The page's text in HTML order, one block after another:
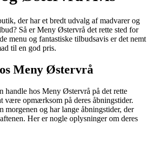
der har et bredt udvalg af madvarer og
Så er Meny Østervrå det rette sted for
menu og fantastiske tilbudsavis er det nemt
til en god pris.
Meny Østervrå
handle hos Meny Østervrå på det rette
være opmærksom på deres åbningstider.
og har lange åbningstider, der
Her er nogle oplysninger om deres